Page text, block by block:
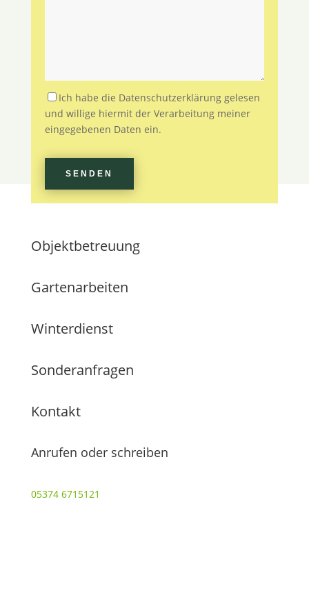
Bitte lasse dieses Feld leer.
Ich habe die Datenschutzerklärung gelesen
und willige hiermit der Verarbeitung meiner
eingegebenen Daten ein.
Objektbetreuung
Gartenarbeiten
Winterdienst
Sonderanfragen
Kontakt
Anrufen oder schreiben
05374 6715121